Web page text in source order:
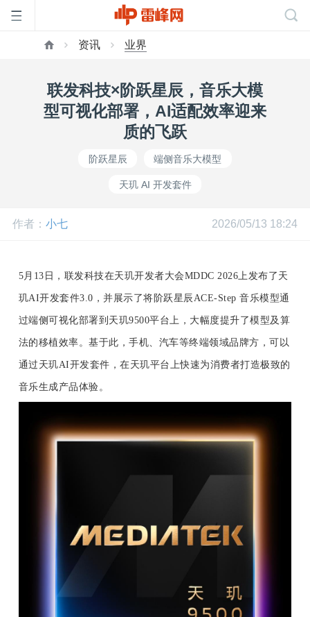
页
网
公
活
动
资讯 业界
联发科技×阶跃星辰，音乐大模
型可视化部署，AI适配效率迎来
质的飞跃
阶跃星辰 端侧音乐大模型
天玑 AI 开发套件
作者： 小七 2026/05/13 18:24
5月13日，联发科技在天玑开发者大会MDDC 2026上发布了天
玑AI开发套件3.0，并展示了将 阶跃星辰ACE-Step 音乐模型通
过端侧可视化部署到天玑9500平台上，大幅度提升了模型及算
法的移植效率。基于此，手机、汽车等终端领域品牌方，可以
通过天玑AI开发套件，在天玑平台上快速为消费者打造极致的
音乐生成产品体验。